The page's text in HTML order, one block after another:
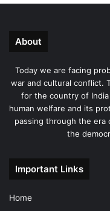
About
Today we are facing
war and cultural conflict.
for the country of
human welfare and its
passing through the era
the
Important Links
Home